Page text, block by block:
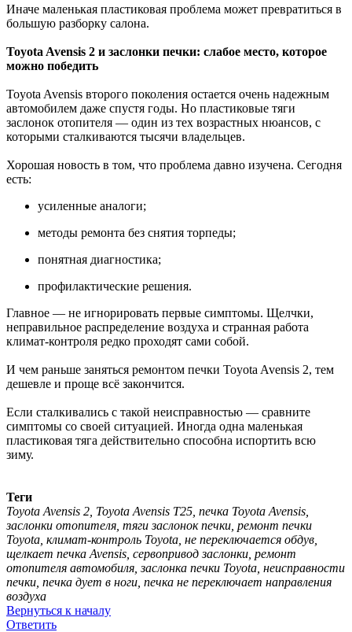
Иначе маленькая пластиковая проблема может превратиться в
большую разборку салона.
Toyota Avensis 2 и заслонки печки: слабое место, которое
можно победить
Toyota Avensis второго поколения остается очень надежным
автомобилем даже спустя годы. Но пластиковые тяги
заслонок отопителя — один из тех возрастных нюансов, с
которыми сталкиваются тысячи владельцев.
Хорошая новость в том, что проблема давно изучена. Сегодня
есть:
усиленные аналоги;
методы ремонта без снятия торпеды;
понятная диагностика;
профилактические решения.
Главное — не игнорировать первые симптомы. Щелчки,
неправильное распределение воздуха и странная работа
климат-контроля редко проходят сами собой.
И чем раньше заняться ремонтом печки Toyota Avensis 2, тем
дешевле и проще всё закончится.
Если сталкивались с такой неисправностью — сравните
симптомы со своей ситуацией. Иногда одна маленькая
пластиковая тяга действительно способна испортить всю
зиму.
Теги
Toyota Avensis 2, Toyota Avensis T25, печка Toyota Avensis,
заслонки отопителя, тяги заслонок печки, ремонт печки
Toyota, климат-контроль Toyota, не переключается обдув,
щелкает печка Avensis, сервопривод заслонки, ремонт
отопителя автомобиля, заслонка печки Toyota, неисправности
печки, печка дует в ноги, печка не переключает направления
воздуха
Вернуться к началу
Ответить